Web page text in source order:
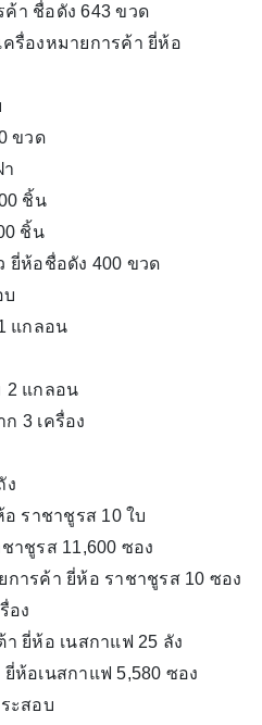
า ชื่อดัง 643 ขวด
ครื่องหมายการค้า ยี่ห้อ
ขวด
ชิ้น
ชิ้น
ยี่ห้อชื่อดัง 400 ขวด
บ
แกลอน
2 แกลอน
3 เครื่อง
ง
ราชาชูรส 10 ใบ
าชูรส 11,600 ซอง
การค้า ยี่ห้อ ราชาชูรส 10 ซอง
อง
า ยี่ห้อ เนสกาแฟ 25 ลัง
ห้อเนสกาแฟ 5,580 ซอง
ะสอบ